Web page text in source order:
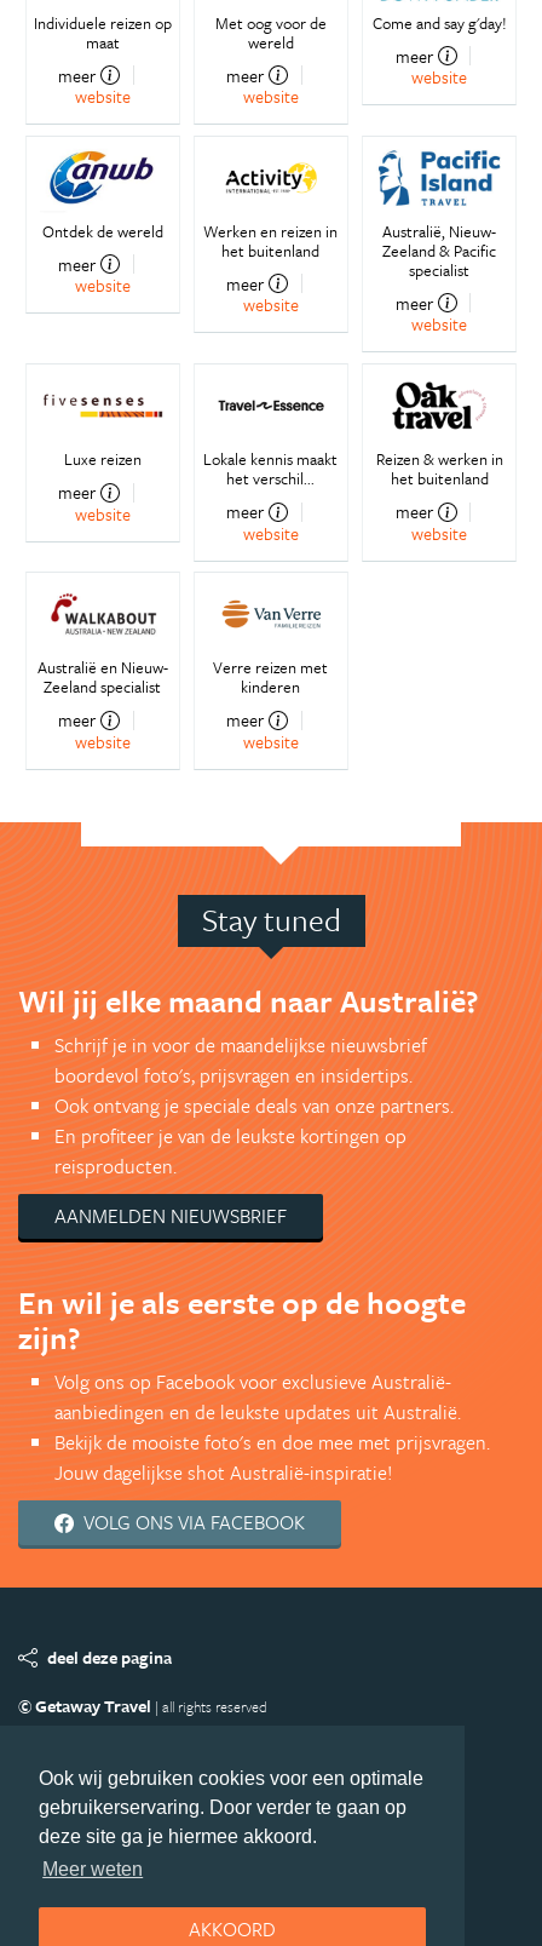
Ook wij gebruiken cookies voor een optimale
gebruikerservaring. Door verder te gaan op
deze site ga je hiermee akkoord.
Meer weten
AKKOORD
Individuele reizen op
maat
meer
website
Met oog voor de
wereld
meer
website
Come and say g'day!
meer
website
Ontdek de wereld
meer
website
Werken en reizen in
het buitenland
meer
website
Australië, Nieuw-
Zeeland & Pacific
specialist
meer
website
Luxe reizen
meer
website
Lokale kennis maakt
het verschil...
meer
website
Reizen & werken in
het buitenland
meer
website
Australië en Nieuw-
Zeeland specialist
meer
website
Verre reizen met
kinderen
meer
website
Stay tuned
Wil jij elke maand naar Australië?
Schrijf je in voor de maandelijkse nieuwsbrief
boordevol foto's, prijsvragen en insidertips.
Ook ontvang je speciale deals van onze partners.
En profiteer je van de leukste kortingen op
reisproducten.
AANMELDEN NIEUWSBRIEF
En wil je als eerste op de hoogte
zijn?
Volg ons op Facebook voor exclusieve Australië-
aanbiedingen en de leukste updates uit Australië.
Bekijk de mooiste foto's en doe mee met prijsvragen.
Jouw dagelijkse shot Australië-inspiratie!
VOLG ONS VIA FACEBOOK
deel deze pagina
© Getaway Travel | all rights reserved
Copyright
Privacy statement Disclaimer
Cookies
Volg Australie.nl
Nieuwsbrief
Facebook